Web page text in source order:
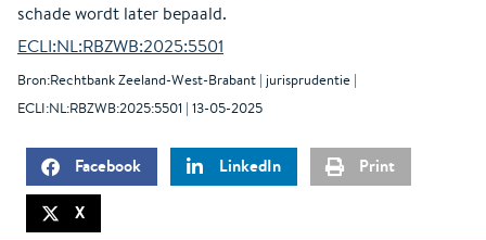
schade wordt later bepaald.
ECLI:NL:RBZWB:2025:5501
Bron:Rechtbank Zeeland-West-Brabant | jurisprudentie |
ECLI:NL:RBZWB:2025:5501 | 13-05-2025
Facebook LinkedIn Print
X